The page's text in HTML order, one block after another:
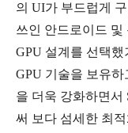
의 UI가 부드럽게
쓰인 안드로이드 및
GPU 설계를 선택했
GPU 기술을 보유
을 더욱 강화하면서
써 보다 섬세한 최